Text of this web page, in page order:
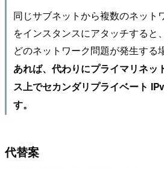
同じサブネットから複数のネット
をインスタンスにアタッチすると
どのネットワーク問題が発生する
あれば、代わりにプライマリネッ
ス上でセカンダリプライベート
す。
代替案